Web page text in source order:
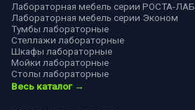
Лабораторная мебель серии РОСТА-ЛАБ
Лабораторная мебель серии Эконом
Тумбы лабораторные
Стеллажи лабораторные
Шкафы лабораторные
Мойки лабораторные
Столы лабораторные
Весь каталог →